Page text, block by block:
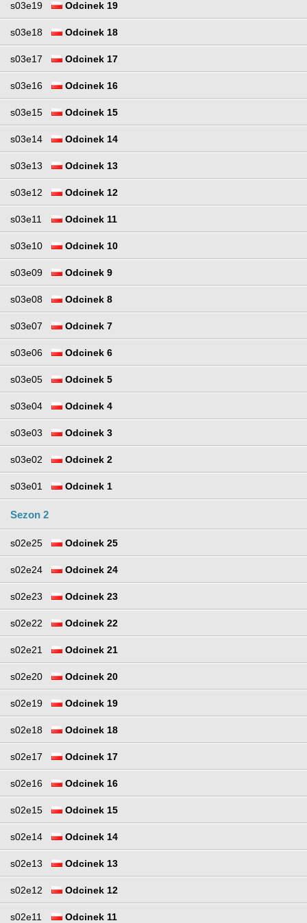
s03e19 Odcinek 19
s03e18 Odcinek 18
s03e17 Odcinek 17
s03e16 Odcinek 16
s03e15 Odcinek 15
s03e14 Odcinek 14
s03e13 Odcinek 13
s03e12 Odcinek 12
s03e11 Odcinek 11
s03e10 Odcinek 10
s03e09 Odcinek 9
s03e08 Odcinek 8
s03e07 Odcinek 7
s03e06 Odcinek 6
s03e05 Odcinek 5
s03e04 Odcinek 4
s03e03 Odcinek 3
s03e02 Odcinek 2
s03e01 Odcinek 1
Sezon 2
s02e25 Odcinek 25
s02e24 Odcinek 24
s02e23 Odcinek 23
s02e22 Odcinek 22
s02e21 Odcinek 21
s02e20 Odcinek 20
s02e19 Odcinek 19
s02e18 Odcinek 18
s02e17 Odcinek 17
s02e16 Odcinek 16
s02e15 Odcinek 15
s02e14 Odcinek 14
s02e13 Odcinek 13
s02e12 Odcinek 12
s02e11 Odcinek 11